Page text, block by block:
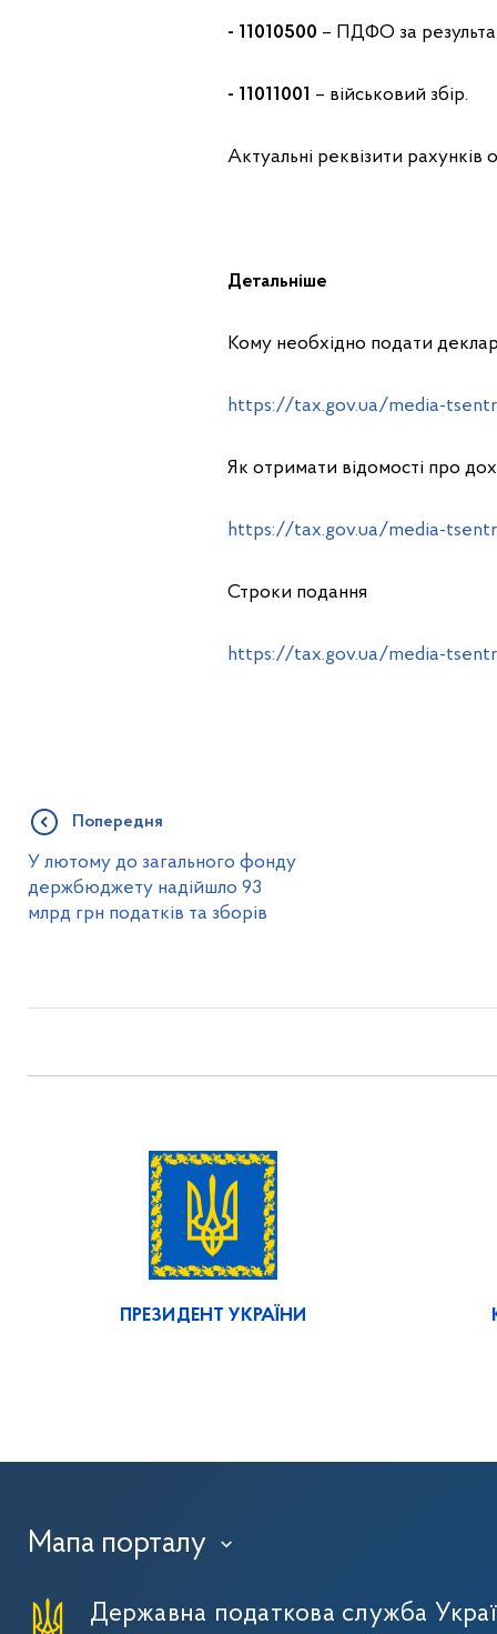
- 11010500 – ПДФО за
- 11011001 – військовий збір.
Актуальні реквізити
Детальніше
Кому необхідно подати
https://tax.gov.ua/media-
Як отримати відомості про
https://tax.gov.ua/media-
Строки подання
https://tax.gov.ua/media-
Попередня
У лютому до загального фонду
держбюджету надійшло 93
млрд грн податків та зборів
ПРЕЗИДЕНТ УКРАЇНИ
Мапа порталу ›
Державна податкова служба